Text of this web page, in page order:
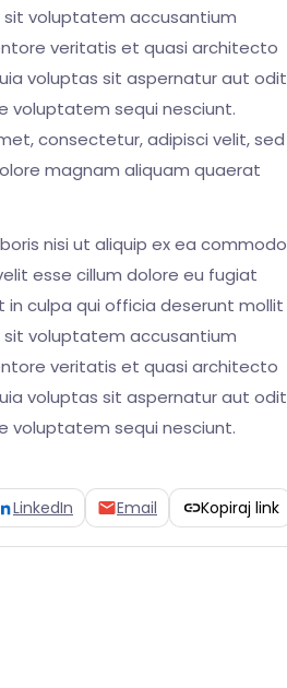
sit voluptatem accusantium
veritatis et quasi architecto
voluptas sit aspernatur aut odit
voluptatem sequi nesciunt.
consectetur, adipisci velit, sed
magnam aliquam quaerat
nisi ut aliquip ex ea commodo
esse cillum dolore eu fugiat
culpa qui officia deserunt mollit
sit voluptatem accusantium
veritatis et quasi architecto
voluptas sit aspernatur aut odit
voluptatem sequi nesciunt.
LinkedIn Email Kopiraj link